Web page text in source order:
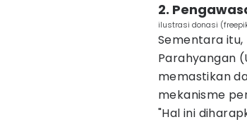
2.
ilustrasi donasi
Sementara
Parahyangan
memastikan
mekanisme
"Hal ini